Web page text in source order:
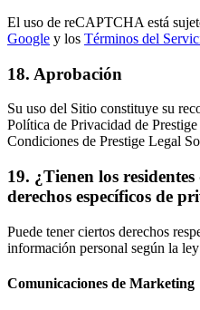
El uso de reCAPTCHA está
Google y los Términos del
18. Aprobación
Su uso del Sitio constituye su
Política de Privacidad de
Condiciones de Prestige Legal
19. ¿Tienen los
derechos específicos de
Puede tener ciertos derechos
información personal según la
Comunicaciones de Marketing